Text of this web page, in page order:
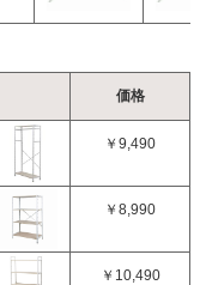
価格
￥9,490
￥8,990
￥10,490